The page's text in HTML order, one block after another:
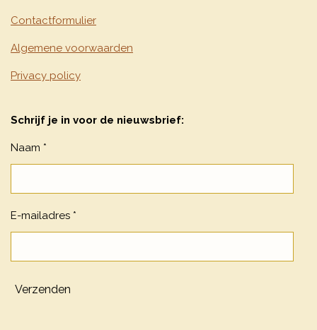
Contactformulier
Algemene voorwaarden
Privacy policy
Schrijf je in voor de nieuwsbrief:
Naam *
E-mailadres *
Verzenden